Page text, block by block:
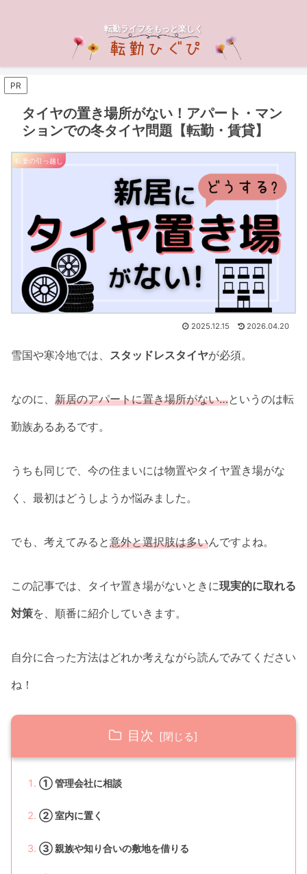
転勤ライフをもっと楽しく
PR
タイヤの置き場所がない！アパート・マン
ションでの冬タイヤ問題【転勤・賃貸】
転妻の引っ越し
2025.12.15 2026.04.20
雪国や寒冷地では、 スタッドレスタイヤが必須。
なのに、 新居のアパートに置き場所がない…というのは転
勤族あるあるです。
うちも同じで、今の住まいには物置やタイヤ置き場がな
く、最初はどうしようか悩みました。
でも、考えてみると意外と選択肢は多いんですよね。
この記事では、タイヤ置き場がないときに現実的に取れる
対策を、順番に紹介していきます。
自分に合った方法はどれか考えながら読んでみてください
ね！
目次
① 管理会社に相談
② 室内に置く
③ 親族や知り合いの敷地を借りる